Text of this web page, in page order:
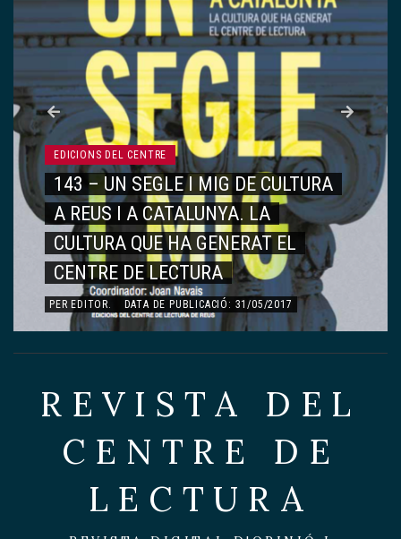
EDICIONS DEL CENTRE
143 – UN SEGLE I MIG DE CULTURA
A REUS I A CATALUNYA. LA
CULTURA QUE HA GENERAT EL
CENTRE DE LECTURA
PER EDITOR. DATA DE PUBLICACIÓ: 31/05/2017
REVISTA DEL
CENTRE DE
LECTURA